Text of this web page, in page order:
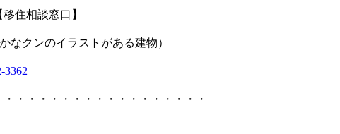
住相談窓口】
なクンのイラストがある建物）
3362
・・・・・・・・・・・・・・・・・